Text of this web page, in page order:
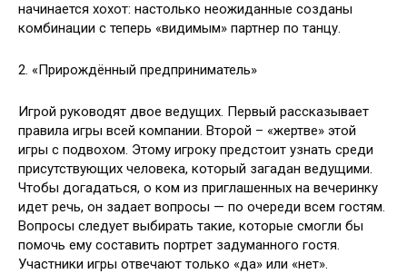
начинается хохот: настолько неожиданные созданы
комбинации с теперь «видимым» партнер по танцу.
2. «Прирождённый предприниматель»
Игрой руководят двое ведущих. Первый рассказывает
правила игры всей компании. Второй – «жертве» этой
игры с подвохом. Этому игроку предстоит узнать среди
присутствующих человека, который загадан ведущими.
Чтобы догадаться, о ком из приглашенных на вечеринку
идет речь, он задает вопросы — по очереди всем гостям.
Вопросы следует выбирать такие, которые смогли бы
помочь ему составить портрет задуманного гостя.
Участники игры отвечают только «да» или «нет».